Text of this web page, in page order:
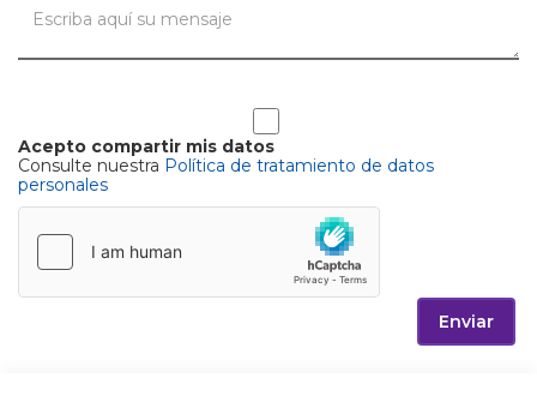
Acepto compartir mis datos
Consulte nuestra Política de tratamiento de datos
personales
Enviar